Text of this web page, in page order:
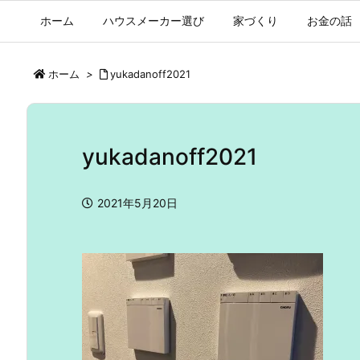
ホーム ハウスメーカー選び 家づくり お金の話
ホーム > yukadanoff2021
yukadanoff2021
2021年5月20日